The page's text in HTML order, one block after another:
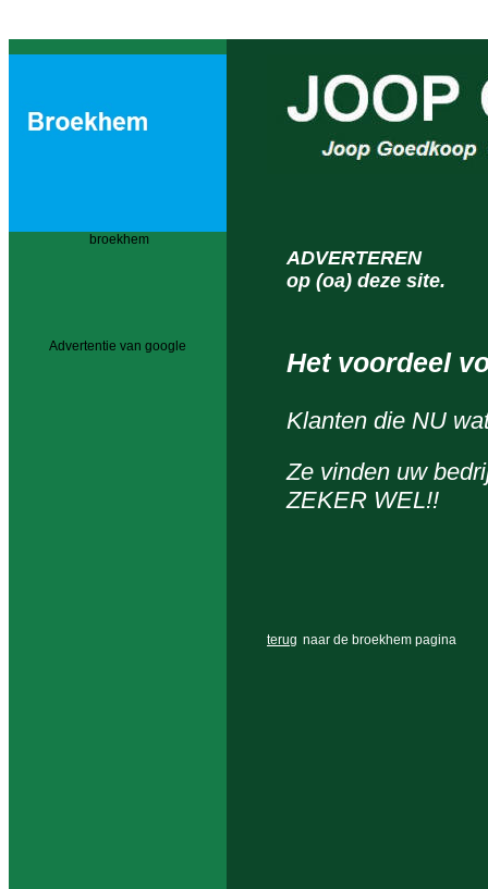
broekhem
Advertentie van google
ADVERTEREN
op (oa) deze site.
Het voordeel
Klanten die NU
Ze vinden uw
ZEKER WEL!!
terug naar de broekhem pagina